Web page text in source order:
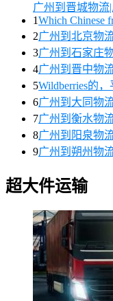
广州到晋城物
1Which Chinese
2广州到北京物
3广州到石家庄
4广州到晋中物
5Wildberries的
6广州到大同物
7广州到衡水物
8广州到阳泉物
9广州到朔州物
超大件运输